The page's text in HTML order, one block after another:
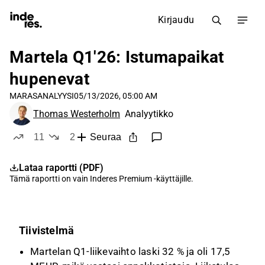
Kirjaudu
Martela Q1'26: Istumapaikat
hupenevat
MARASANALYYSI05/13/2026, 05:00 AM
Thomas Westerholm Analyytikko
11
2
Seuraa
Lataa raportti (PDF)
Tämä raportti on vain Inderes Premium-käyttäjille.
Tiivistelmä
Martelan Q1-liikevaihto laski 32 % ja oli 17,5